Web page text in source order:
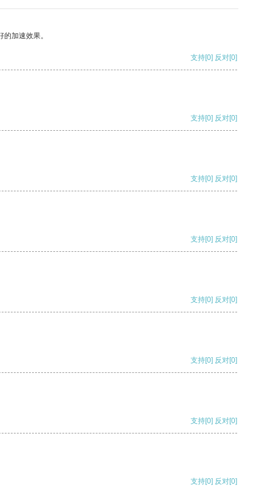
加速效果。
支持[0] 反对[0]
支持[0] 反对[0]
支持[0] 反对[0]
支持[0] 反对[0]
支持[0] 反对[0]
支持[0] 反对[0]
支持[0] 反对[0]
支持[0] 反对[0]